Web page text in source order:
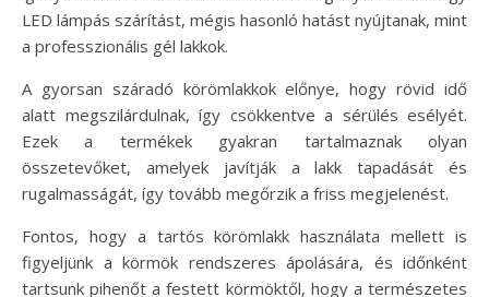
LED lámpás szárítást, mégis hasonló hatást nyújtanak, mint
a professzionális gél lakkok.
A gyorsan száradó körömlakkok előnye, hogy rövid idő
alatt megszilárdulnak, így csökkentve a sérülés esélyét.
Ezek a termékek gyakran tartalmaznak olyan
összetevőket, amelyek javítják a lakk tapadását és
rugalmasságát, így tovább megőrzik a friss megjelenést.
Fontos, hogy a tartós körömlakk használata mellett is
figyeljünk a körmök rendszeres ápolására, és időnként
tartsunk pihenőt a festett körmöktől, hogy a természetes